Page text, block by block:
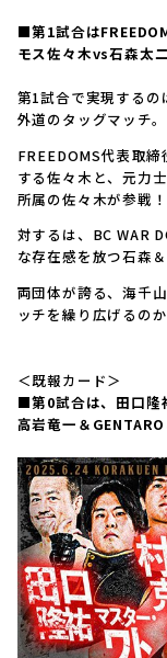
■第1試合は
モス佐々木vs石森太
第1試合で実現する
外道のタッグマッチ。
FREEDOMS代表取
する佐々木と、元力
所属の佐々木が参戦！
対するは、BC WAR
な存在感を放つ石森
両団体が誇る、海千
ッチを繰り広げるの
＜既報カード＞
■第0試合は、田口隆
高岩竜一＆